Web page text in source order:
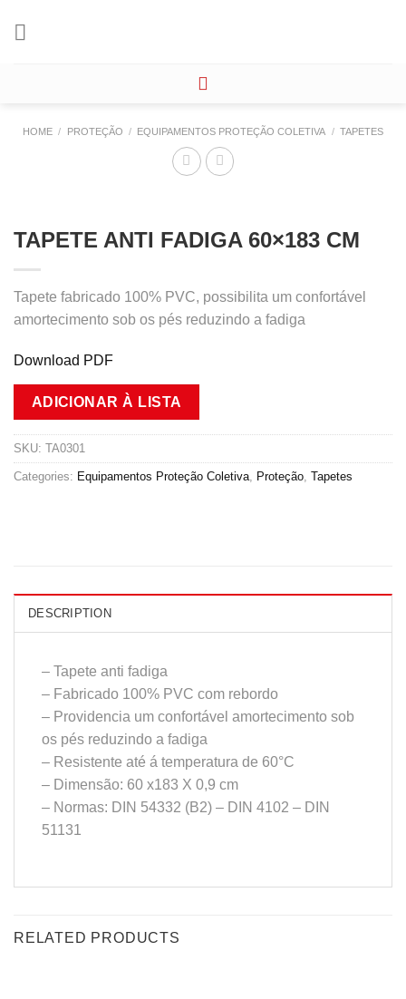
HOME / PROTEÇÃO / EQUIPAMENTOS PROTEÇÃO COLETIVA / TAPETES
TAPETE ANTI FADIGA 60×183 CM
Tapete fabricado 100% PVC, possibilita um confortável
amortecimento sob os pés reduzindo a fadiga
Download PDF
ADICIONAR À LISTA
SKU: TA0301
Categories: Equipamentos Proteção Coletiva Proteção Tapetes
DESCRIPTION
– Tapete anti fadiga
– Fabricado 100% PVC com rebordo
– Providencia um confortável amortecimento sob
os pés reduzindo a fadiga
– Resistente até á temperatura de 60°C
– Dimensão: 60 x183 X 0,9 cm
– Normas: DIN 54332 (B2) – DIN 4102 – DIN
51131
RELATED PRODUCTS